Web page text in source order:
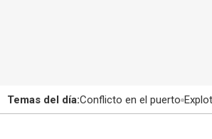
Temas del día:Conflicto en el puerto